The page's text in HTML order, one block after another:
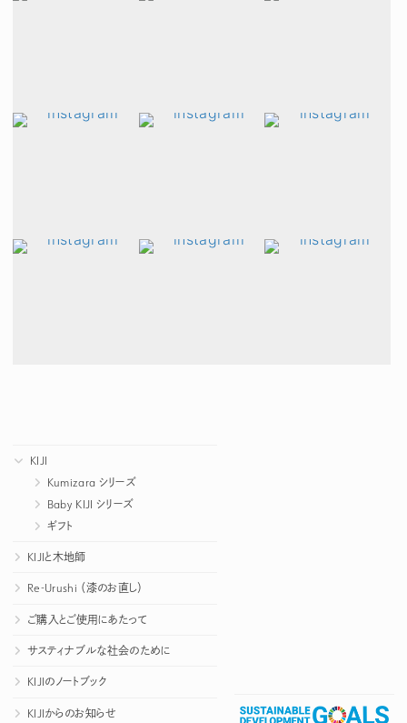
KIJI
Kumizara シリーズ
Baby KIJI シリーズ
ギフト
KIJIと木地師
Re-Urushi （漆のお直し）
ご購入とご使用にあたって
サスティナブルな社会のために
KIJIのノートブック
KIJIからのお知らせ